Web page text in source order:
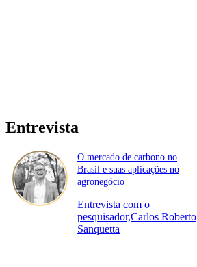
Entrevista
O mercado de carbono no
Brasil e suas aplicações no
agronegócio
Entrevista com o
pesquisador,Carlos Roberto
Sanquetta